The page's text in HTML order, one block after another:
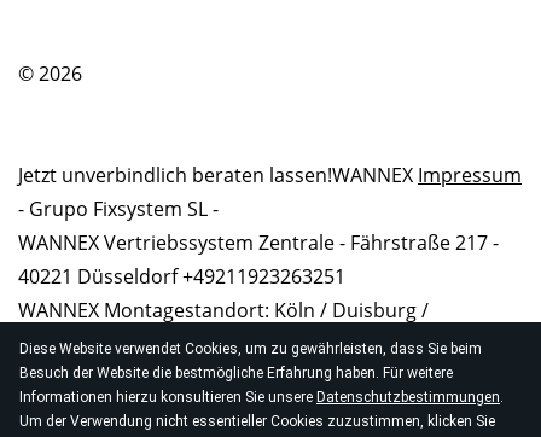
Diese Website verwendet Cookies, um zu gewährleisten, dass Sie beim
Besuch der Website die bestmögliche Erfahrung haben. Für weitere
Informationen hierzu konsultieren Sie unsere Datenschutzbestimmungen.
Um der Verwendung nicht essentieller Cookies zuzustimmen, klicken Sie
© 2026
Jetzt unverbindlich beraten lassen!WANNEX Impressum
- Grupo Fixsystem SL -
WANNEX Vertriebssystem Zentrale - Fährstraße 217 -
40221 Düsseldorf +49211923263251
WANNEX Montagestandort: Köln / Duisburg /
Dortmund / München / Stuttgart / Karlsruhe und in
Ihrer Nähe!
www.wannex-umbau.de www.wannex-